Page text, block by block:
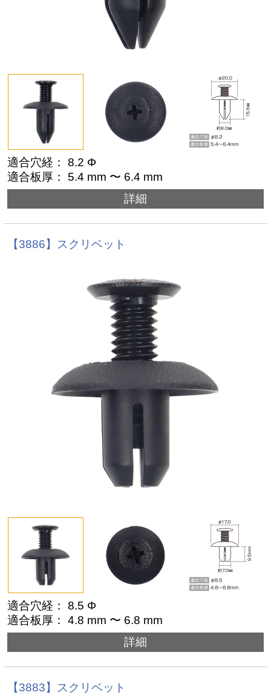
適合穴経： 8.2 Φ
適合板厚： 5.4 mm 〜 6.4 mm
詳細
【3886】スクリベット
適合穴経： 8.5 Φ
適合板厚： 4.8 mm 〜 6.8 mm
詳細
【3883】スクリベット